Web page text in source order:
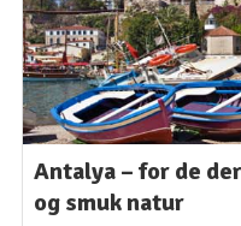
Antalya – for de
og smuk natur